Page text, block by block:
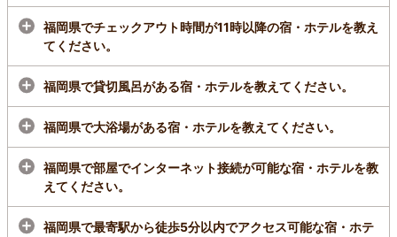
プランをみる
福岡県／北九州市（小倉・八幡・門司）
亀の井ホテル 玄界灘 オールインクルーシ
ブホテル
4.1
(626件)
2026年7月1日より亀の井ホテル 玄界灘はオール
インクルーシブホテルに生まれ変わりました。 宿
リンクやアクティビティなどの利用料金が含まれ
ています。
福岡県でチェックアウト時間が11時以降の宿・ホテルを教え
てください。
福岡県で貸切風呂がある宿・ホテルを教えてください。
福岡県で大浴場がある宿・ホテルを教えてください。
福岡県で部屋でインターネット接続が可能な宿・ホテルを教
えてください。
福岡県で最寄駅から徒歩5分以内でアクセス可能な宿・ホテ